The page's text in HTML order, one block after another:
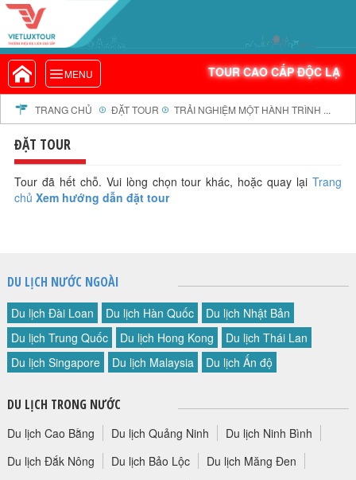
MENU TOUR CAO CẤP ĐỘC LẠ
VIETLUXTOUR.COM
TOUR CAO CẤP ĐỘC LẠ
TOUR TRONG NƯỚC
TOUR NƯỚC NGOÀI
TOUR KHỞI HÀNH TỪ HÀ NỘI
TOUR KHỞI HÀNH TỪ ĐÀ NẴNG
TOUR KHỞI HÀNH TỪ CẦN THƠ
TOUR ĐOÀN - M.I.C.E
GIỚI THIỆU
PROFILE EN
THƯ KHEN VIETLUXTOUR
HỘP THƯ GÓP Ý
PROFILE HƯỚNG DẪN VIÊN
TRANG CHỦ ĐẶT TOUR TRẢI NGHIỆM MỘT HÀNH TRÌNH ...
ĐẶT TOUR
Tour đã hết chỗ. Vui lòng chọn tour khác, hoặc quay lạiTrang
chủ Xem hướng dẫn đặt tour
DU LỊCH NƯỚC NGOÀI
Du lịch Đài Loan Du lịch Hàn Quốc
Du lịch Nhật Bản
Du lịch Trung Quốc
Du lịch Hong Kong
Du lịch Thái Lan
Du lịch Singapore
Du lịch Malaysia Du lịch Ấn độ
DU LỊCH TRONG NƯỚC
Du lịch Cao Bằng Du lịch Quảng Ninh
Du lịch Ninh Bình
Du lịch Đắk Nông
Du lịch Bảo Lộc
Du lịch Măng Đen